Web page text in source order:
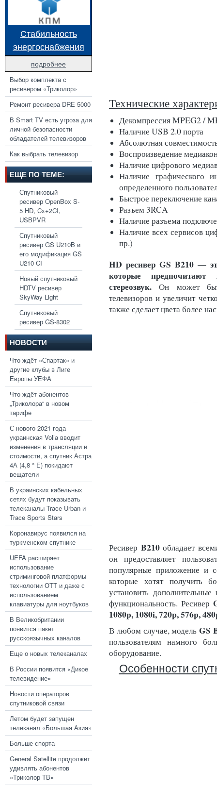
Стабильность
энергоснабжения
подробнее
Выбор комплекта с
ресивером «Триколор»
Ремонт ресивера DRE 5000
В Smart TV есть угроза для
личной безопасности
обладателей телевизоров
Как выбрать телевизор
ЕЩЕ ПО ТЕМЕ:
Спутниковый
ресивер OpenBox S-
5 HD, Cx+2CI,
USBPVR
Спутниковый
ресивер GS U210B и
его модификация GS
U210 CI
Новый спутниковый
HDTV ресивер
SkyWay Light
Спутниковый
ресивер GS-8302
НОВОСТИ
Что ждёт «Спартак» и
другие клубы в Лиге
Европы УЕФА
Что ждёт абонентов
„Триколора“ в новом
тарифе
С нового 2021 года
украинская Volia вводит
изменения в трансляции и
стоимости, а спутник Астра
4А (4,8 ° E) покидают
вещатели
В украинских кабельных
сетях будут показывать
телеканалы Trace Urban и
Trace Sports Stars
Коронавирус появился на
туркменском спутнике
UEFA расширяет
использование
стриминговой платформы
технологии ОТТ и даже с
использованием
клавиатуры для ноутбуков
В Великобритании
появится пакет
русскоязычных каналов
Еще о новых телеканалах
В России появится «Дикое
телевидение»
Новости операторов
спутниковой связи
Летом будет запущен
телеканал «Большая Азия»
Больше спорта
General Satellite продолжит
удивлять абонентов
«Триколор ТВ»
Технические
Декомпрессия MPEG2 /
Наличие USB 2.0 порта
Абсолютная
Воспроизведение
Наличие цифрового
Наличие графического
определенного
Быстрое переключение
Разъем 3RCA
Наличие разъема
Наличие всех сервисов
пр.)
HD ресивер GS B210 —
которые
стереозвук.Он может
телевизоров и увеличит
также сделает цвета более
Ресивер B210обладает
он предоставляет
популярные приложение и
которые хотят получить
установить
функциональность. Ресивер
1080p, 1080i, 720p, 576p,
В любом случае, модельGS
пользователям намного
оборудование.
Особенности